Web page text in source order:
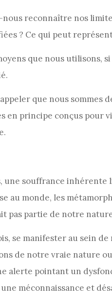
reconnaître nos
? Ce qui peut
que nous utilisons,
que nous sommes
en principe conçus pour
une souffrance
au monde, les
pas partie de notre
se manifester au sein
de notre vraie nature
alerte pointant un
méconnaissance et